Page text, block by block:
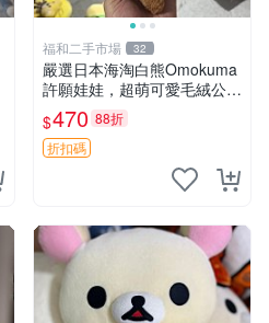
福和二手市場 32
嚴選日本海淘白熊Omokuma
許願娃娃，超萌可愛毛絨公仔
推薦收藏 白熊 Omokuma 毛
絨玩具 偽裝娃娃 玩具擺飾
$470 88折
折扣碼